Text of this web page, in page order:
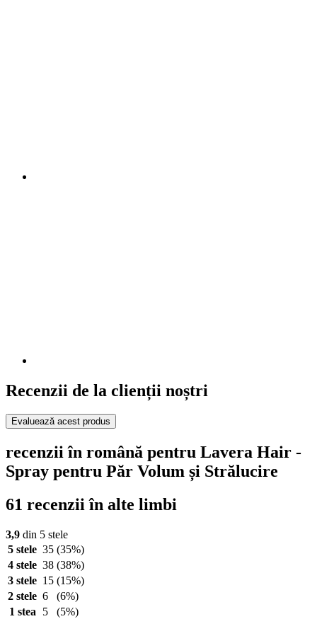
Recenzii de la clienții noștri
Evaluează acest produs
recenzii în română pentru Lavera Hair -
Spray pentru Păr Volum și Strălucire
61 recenzii în alte limbi
3,9 din 5 stele
5 stele 35 (35%)
4 stele 38 (38%)
3 stele 15 (15%)
2 stele 6
(6%)
1 stea
5 (5%)